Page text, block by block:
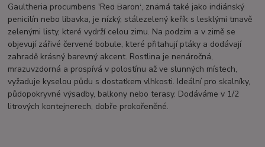
Gaultheria procumbens 'Red Baron', známá také jako indiánský
penicilín nebo libavka, je nízký, stálezelený keřík s lesklými tmavě
zelenými listy, které vydrží celou zimu. Na podzim a v zimě se
objevují zářivé červené bobule, které přitahují ptáky a dodávají
zahradě krásný barevný akcent. Rostlina je nenáročná,
mrazuvzdorná a prospívá v polostínu až ve slunných místech,
vyžaduje kyselou půdu s dostatkem vlhkosti. Ideální pro skalníky,
půdopokryvné výsadby, balkony nebo terasy. Dodáváme v 1/2
litrových kontejnerech, dobře prokořeněné.